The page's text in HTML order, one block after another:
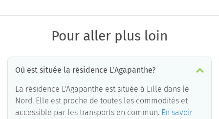
Pour aller plus loin
Où est située la résidence L'Agapanthe?
La résidence L'Agapanthe est située à Lille dans le
Nord. Elle est proche de toutes les commodités et
accessible par les transports en commun. En savoir